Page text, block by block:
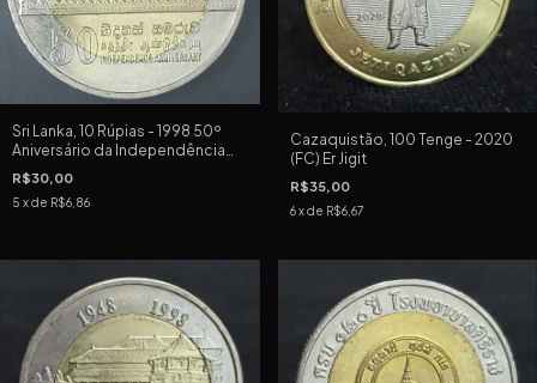
Sri Lanka, 10 Rúpias - 1998 50º
Aniversário da Independência
do Império Britânico
R$30,00
5 x de R$6,86
Cazaquistão, 100 Tenge - 2020
(FC) Er Jigit
R$35,00
6 x de R$6,67